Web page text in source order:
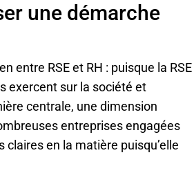
une démarche
entre RSE et RH : puisque la RSE
exercent sur la société et
centrale, une dimension
entreprises engagées
claires en la matière puisqu’elle